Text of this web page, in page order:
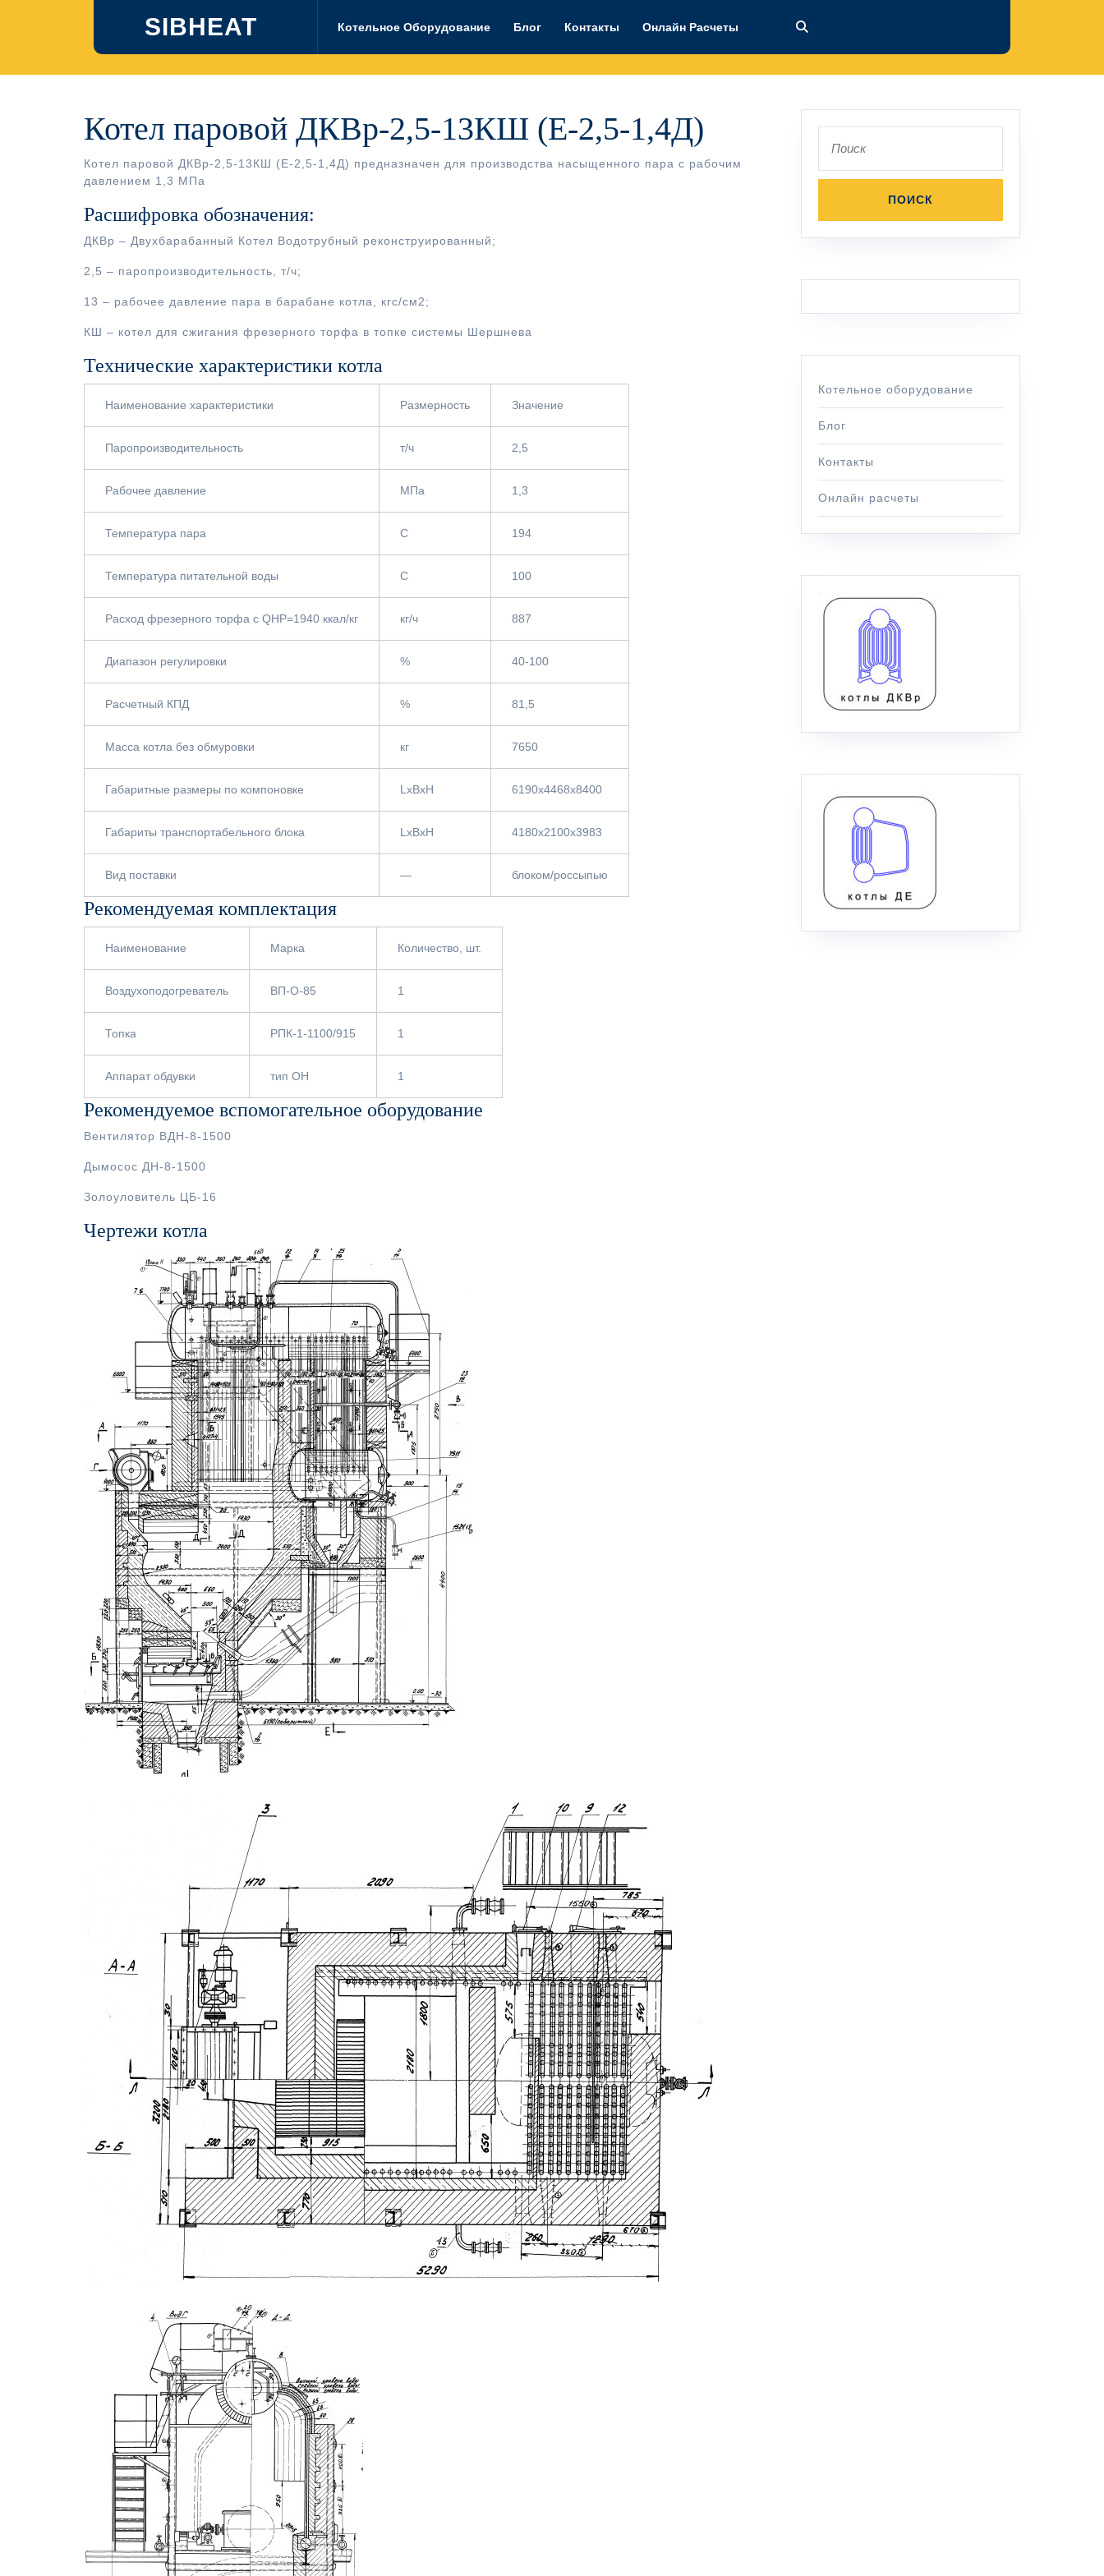
SIBHEAT Котельное Оборудование Блог Контакты Онлайн Расчеты
Котел паровой ДКВр-2,5-13КШ (Е-2,5-1,4Д)
Котел паровой ДКВр-2,5-13КШ (Е-2,5-1,4Д) предназначен для производства насыщенного пара с рабочим
давлением 1,3 МПа
Расшифровка обозначения:
ДКВр – Двухбарабанный Котел Водотрубный реконструированный;
2,5 – паропроизводительность, т/ч;
13 – рабочее давление пара в барабане котла, кгс/см2;
КШ – котел для сжигания фрезерного торфа в топке системы Шершнева
Технические характеристики котла
Наименование характеристики Размерность Значение
Паропроизводительность т/ч 2,5
Рабочее давление МПа 1,3
Температура пара С 194
Температура питательной воды С 100
Расход фрезерного торфа с QНР=1940 ккал/кг кг/ч 887
Диапазон регулировки % 40-100
Расчетный КПД % 81,5
Масса котла без обмуровки кг 7650
Габаритные размеры по компоновке LxBxH 6190x4468x8400
Габариты транспортабельного блока LxBxH 4180х2100х3983
Вид поставки — блоком/россыпью
Рекомендуемая комплектация
Наименование Марка Количество, шт.
Воздухоподогреватель ВП-О-85 1
Топка РПК-1-1100/915 1
Аппарат обдувки тип ОН 1
Рекомендуемое вспомогательное оборудование
Вентилятор ВДН-8-1500
Дымосос ДН-8-1500
Золоуловитель ЦБ-16
Чертежи котла
по:
Котельное оборудование
Блог
Контакты
Онлайн расчеты